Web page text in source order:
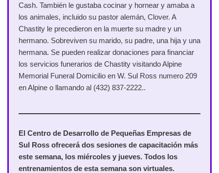
Cash. También le gustaba cocinar y hornear y amaba a
los animales, incluido su pastor alemán, Clover. A
Chastity le precedieron en la muerte su madre y un
hermano. Sobreviven su marido, su padre, una hija y una
hermana. Se pueden realizar donaciones para financiar
los servicios funerarios de Chastity visitando Alpine
Memorial Funeral Domicilio en W. Sul Ross numero 209
en Alpine o llamando al (432) 837-2222..
El Centro de Desarrollo de Pequeñas Empresas de
Sul Ross ofrecerá dos sesiones de capacitación más
este semana, los miércoles y jueves. Todos los
entrenamientos de esta semana son virtuales.